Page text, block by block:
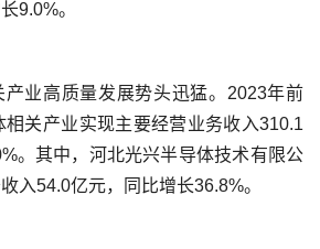
关产业实现主要经营业务收入310.1
。其中，河北光兴半导体技术有限公